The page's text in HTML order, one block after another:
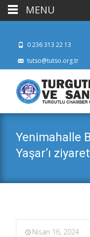
0 236 313 22 13
tutso@tutso.org.tr
Yenimahalle
Yaşar’ı ziyaret
Nisan 16, 2024
MENU